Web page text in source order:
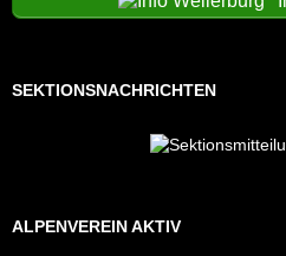
SEKTIONSNACHRICHTEN
ALPENVEREIN AKTIV